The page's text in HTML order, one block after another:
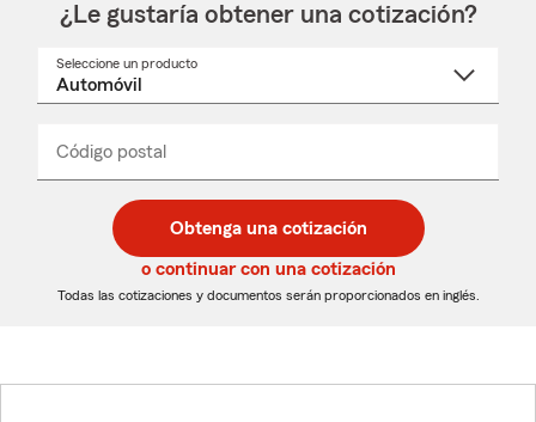
¿Le gustaría obtener una cotización?
Seleccione un producto
desplegable
Código postal
de
5
dígitos
de
5
dígitos
_____
Obtenga una cotización
o continuar con una cotización
Todas las cotizaciones y documentos serán proporcionados en inglés.